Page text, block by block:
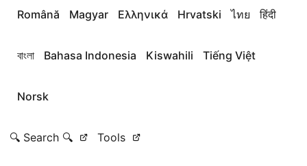
Română Magyar Ελληνικά Hrvatski ไทย हिंदी
বাংলা Bahasa Indonesia Kiswahili Tiếng Việt
Norsk
🔍 Search 🔍 Tools